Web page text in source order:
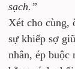
sạch.”
Xét cho cùng,
sự khiếp sợ
nhân, ép buộc